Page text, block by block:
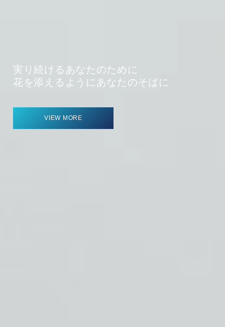
実り続けるあなたのために
花を添えるようにあなたのそばに
VIEW MORE